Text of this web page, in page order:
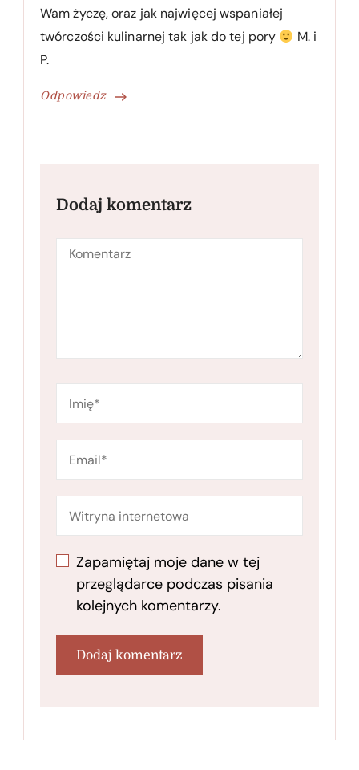
Odpowiedz
Wam życzę, oraz jak najwięcej wspaniałej
twórczości kulinarnej tak jak do tej pory
M. i
P.
Dodaj komentarz
Zapamiętaj moje dane w tej
przeglądarce podczas pisania
kolejnych komentarzy.